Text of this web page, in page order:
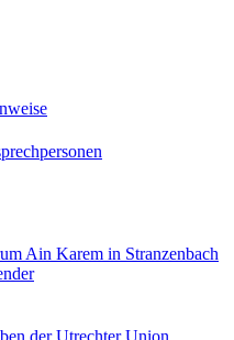
Ain Karem in Stranzenbach
der Utrechter Union